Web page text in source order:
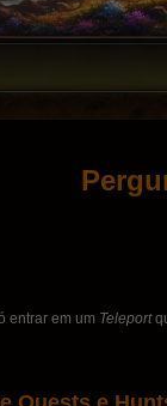
entrar em um Teleport